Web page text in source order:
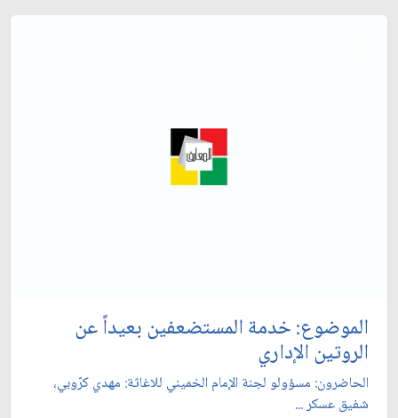
الموضوع: خدمة المستضعفين بعيداً عن
الروتين الإداري‏
الحاضرون: مسؤولو لجنة الإمام الخميني للاغاثة: مهدي كرّوبي،
شفيق عسكر ...